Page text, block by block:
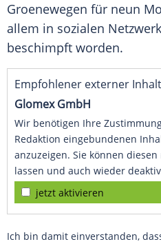
Groenewegen für neun
allem in sozialen
beschimpft worden.
Empfohlener externer
Glomex GmbH
Wir benötigen Ihre
Redaktion eingebundenen
anzuzeigen. Sie können
lassen und auch wieder
jetzt aktivieren
Ich bin damit einverstanden,